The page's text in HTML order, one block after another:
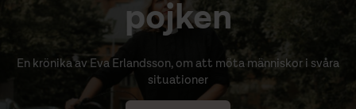
pojken
En krönika av Eva Erlandsson, om att möta människor i svåra
situationer